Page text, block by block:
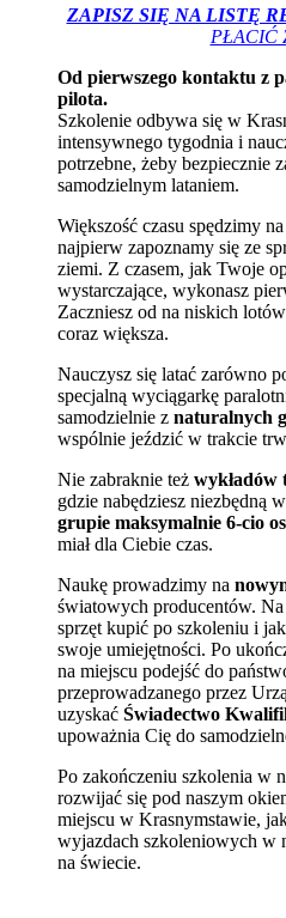
ZAPISZ SIĘ NA LISTĘ
PŁACIĆ
Od pierwszego kontaktu z
pilota.
Szkolenie odbywa się w
intensywnego tygodnia i
potrzebne, żeby bezpiecznie
samodzielnym lataniem.
Większość czasu spędzimy
najpierw zapoznamy się ze
ziemi. Z czasem, jak Twoje
wystarczające, wykonasz
Zaczniesz od na niskich
coraz większa.
Nauczysz się latać zarówno
specjalną wyciągarkę
samodzielnie z naturalnych
wspólnie jeździć w trakcie
Nie zabraknie też wykładów
gdzie nabędziesz niezbędną
grupie maksymalnie 6-cio
miał dla Ciebie czas.
Naukę prowadzimy na
światowych producentów.
sprzęt kupić po szkoleniu i
swoje umiejętności. Po
na miejscu podejść do
przeprowadzanego przez
uzyskać Świadectwo
upoważnia Cię do
Po zakończeniu szkolenia w
rozwijać się pod naszym
miejscu w Krasnymstawie,
wyjazdach szkoleniowych w
na świecie.